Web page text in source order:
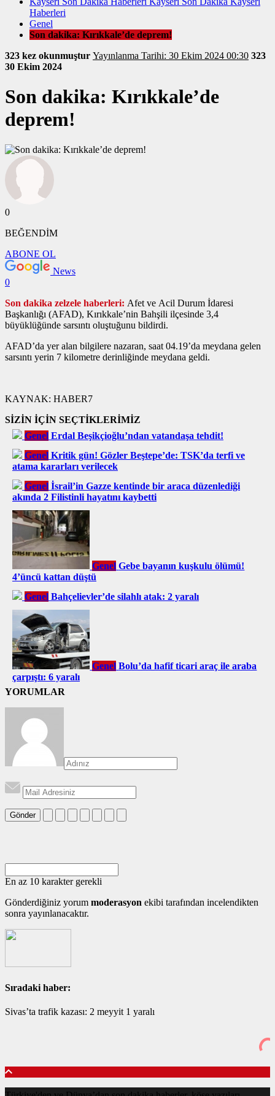
Haberleri
Genel
Son dakika: Kırıkkale’de deprem!
323 kez okunmuştur
Yayınlanma Tarihi: 30 Ekim 2024 00:30 323
30 Ekim 2024
Son dakika: Kırıkkale’de
deprem!
0
BEĞENDİM
ABONE OL
News
0
Son dakika zelzele haberleri: Afet ve Acil Durum İdaresi
Başkanlığı (AFAD), Kırıkkale’nin Bahşili ilçesinde 3,4
büyüklüğünde sarsıntı oluştuğunu bildirdi.
AFAD’da yer alan bilgilere nazaran, saat 04.19’da meydana gelen
sarsıntı yerin 7 kilometre derinliğinde meydana geldi.
KAYNAK: HABER7
SİZİN İÇİN SEÇTİKLERİMİZ
Genel Erdal Beşikçioğlu’ndan vatandaşa tehdit!
Genel Kritik gün! Gözler Beştepe’de: TSK’da terfi ve
atama kararları verilecek
Genel İsrail’in Gazze kentinde bir araca düzenlediği
akında 2 Filistinli hayatını kaybetti
Genel Gebe bayanın kuşkulu ölümü!
4’üncü kattan düştü
Genel Bahçelievler’de silahlı atak: 2 yaralı
Genel Bolu’da hafif ticari araç ile araba
çarpıştı: 6 yaralı
YORUMLAR
Gönder
En az 10 karakter gerekli
Gönderdiğiniz yorum moderasyon ekibi tarafından incelendikten
sonra yayınlanacaktır.
Sıradaki haber:
Sivas’ta trafik kazası: 2 meyyit 1 yaralı